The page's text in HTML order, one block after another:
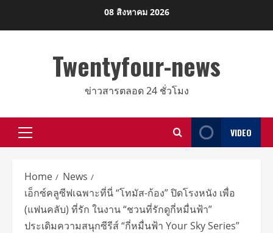
08 สิงหาคม 2026
Twentyfour-news
ข่าวสารตลอด 24 ชั่วโมง
Primary
VIDEO
Home
News
เอ็กซ์คลูซีฟเฉพาะที่นี่ “โทมัส-ก้อง” ปิดโรงหนัง เพื่อ
(แฟนคลับ) ที่รัก ในงาน “ชวนที่รักดูกี่หมื่นฟ้า”
ประเดิมความสนุกซีรีส์ “กี่หมื่นฟ้า Your Sky Series”